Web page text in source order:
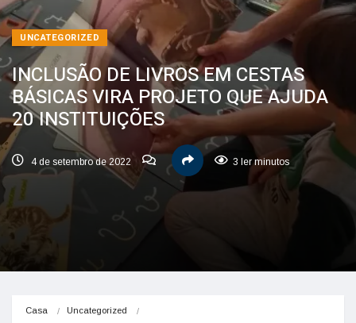
UNCATEGORIZED
INCLUSÃO DE LIVROS EM CESTAS
BÁSICAS VIRA PROJETO QUE AJUDA
20 INSTITUIÇÕES
4 de setembro de 2022 3 ler minutos
Casa Uncategorized